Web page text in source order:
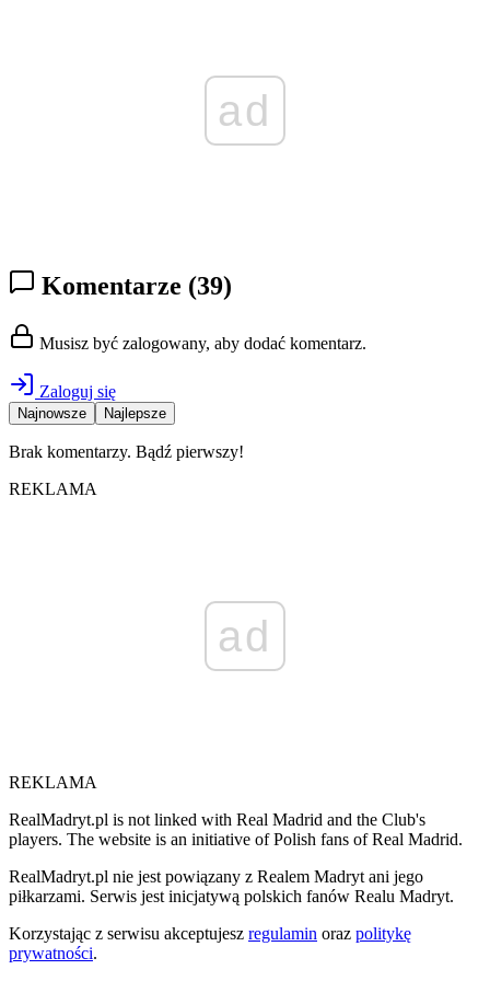
ad
Komentarze (39)
Musisz być zalogowany, aby dodać komentarz.
Zaloguj się
Najnowsze Najlepsze
Brak komentarzy. Bądź pierwszy!
REKLAMA
ad
REKLAMA
RealMadryt.pl is not linked with Real Madrid and the Club's
players. The website is an initiative of Polish fans of Real Madrid.
RealMadryt.pl nie jest powiązany z Realem Madryt ani jego
piłkarzami. Serwis jest inicjatywą polskich fanów Realu Madryt.
Korzystając z serwisu akceptujesz regulamin oraz politykę
prywatności.